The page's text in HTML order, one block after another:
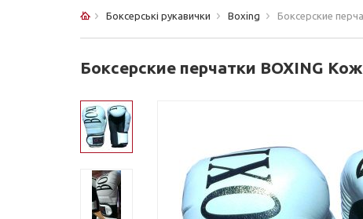
Боксерські рукавички Boxing Боксерские
Боксерские перчатки BOXING